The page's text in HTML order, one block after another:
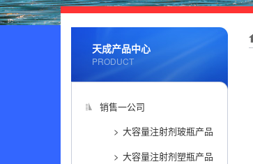
天成产品中心
PRODUCT
销售一公司
大容量注射剂玻瓶产品
大容量注射剂塑瓶产品